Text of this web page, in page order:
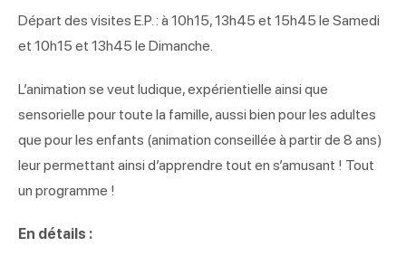
Départ des visites E.P. : à 10h15, 13h45 et 15h45 le Samedi
et 10h15 et 13h45 le Dimanche.
L’animation se veut ludique, expérientielle ainsi que
sensorielle pour toute la famille, aussi bien pour les adultes
que pour les enfants (animation conseillée à partir de 8 ans)
leur permettant ainsi d’apprendre tout en s’amusant ! Tout
un programme !
En détails :